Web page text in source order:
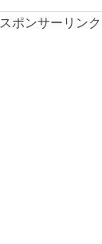
スポンサーリンク